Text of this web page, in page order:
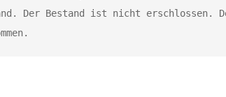
Der Bestand ist nicht erschlossen.